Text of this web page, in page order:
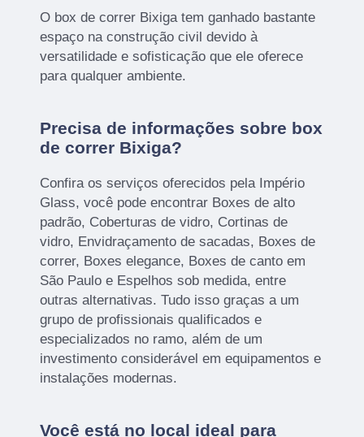
O box de correr Bixiga tem ganhado bastante
espaço na construção civil devido à
versatilidade e sofisticação que ele oferece
para qualquer ambiente.
Precisa de informações sobre box
de correr Bixiga?
Confira os serviços oferecidos pela Império
Glass, você pode encontrar Boxes de alto
padrão, Coberturas de vidro, Cortinas de
vidro, Envidraçamento de sacadas, Boxes de
correr, Boxes elegance, Boxes de canto em
São Paulo e Espelhos sob medida, entre
outras alternativas. Tudo isso graças a um
grupo de profissionais qualificados e
especializados no ramo, além de um
investimento considerável em equipamentos e
instalações modernas.
Você está no local ideal para